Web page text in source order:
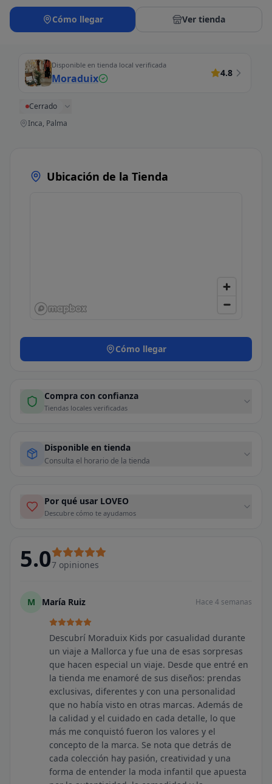
Cómo llegar Ver tienda
Disponible en tienda local verificada
Moraduix 4.8
Cerrado
Inca, Palma
Ubicación de la Tienda
Cómo llegar
Compra con confianza
Tiendas locales verificadas
Disponible en tienda
Consulta el horario de la tienda
Por qué usar LOVEO
Descubre cómo te ayudamos
5.07 opiniones
M María Ruiz Hace 4 semanas
Descubrí Moraduix Kids por casualidad durante
un viaje a Mallorca y fue una de esas sorpresas
que hacen especial un viaje. Desde que entré en
la tienda me enamoré de sus diseños: prendas
exclusivas, diferentes y con una personalidad
que no había visto en otras marcas. Además de
la calidad y el cuidado en cada detalle, lo que
más me conquistó fueron los valores y el
concepto de la marca. Se nota que detrás de
cada colección hay pasión, creatividad y una
forma de entender la moda infantil que apuesta